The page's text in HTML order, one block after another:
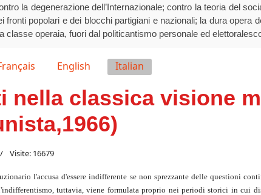
la degenerazione dell’Internazionale; contro la teoria del
fronti popolari e dei blocchi partigiani e nazionali; la dura opera
classe operaia, fuori dal politicantismo personale ed
English Italian
nella classica visione
Visite: 16679
l'accusa d'essere indifferente se non sprezzante delle questioni
tuttavia, viene formulata proprio nei periodi storici in cui